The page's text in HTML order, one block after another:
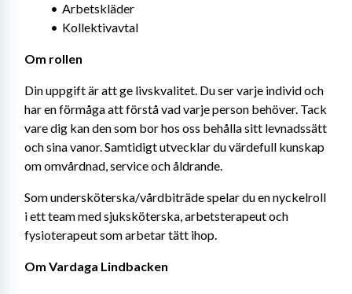
Arbetskläder
Kollektivavtal
Om rollen
Din uppgift är att ge livskvalitet. Du ser varje individ och
har en förmåga att förstå vad varje person behöver. Tack
vare dig kan den som bor hos oss behålla sitt levnadssätt
och sina vanor. Samtidigt utvecklar du värdefull kunskap
om omvårdnad, service och åldrande.
Som undersköterska/vårdbiträde spelar du en nyckelroll
i ett team med sjuksköterska, arbetsterapeut och
fysioterapeut som arbetar tätt ihop.
Om Vardaga Lindbacken